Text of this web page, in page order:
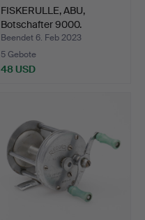
FISKERULLE, ABU,
Botschafter 9000.
Beendet 6. Feb 2023
5 Gebote
48 USD